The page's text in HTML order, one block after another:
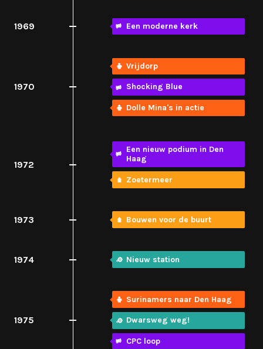
1969 Een moderne kerk
1970
Vrijdorp
Shocking Blue
Dolle Mina's in actie
1972
Een nieuw podium in Den
Haag
Zoetermeer
1973 Bouwen voor de buurt
1974 Nieuw station
1975
Surinamers naar Den Haag
Dwarsweg weg!
CPC loop